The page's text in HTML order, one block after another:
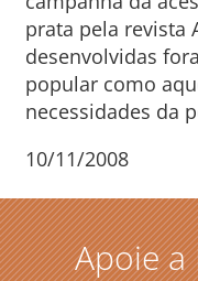
prata pela revista
desenvolvidas
popular como
necessidades da
10/11/2008
Apoie